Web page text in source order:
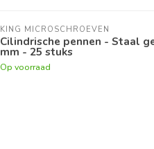
KING MICROSCHROEVEN
Cilindrische pennen - Staal
mm - 25 stuks
Op voorraad